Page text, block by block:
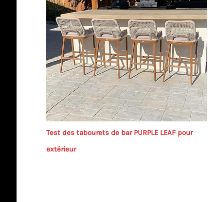
Test des tabourets de bar PURPLE LEAF pour
extérieur